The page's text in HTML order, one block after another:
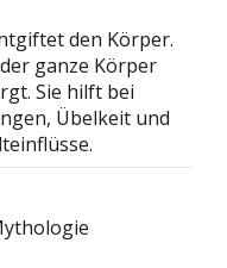
den Körper.
ganze Körper
Sie hilft bei
Übelkeit und